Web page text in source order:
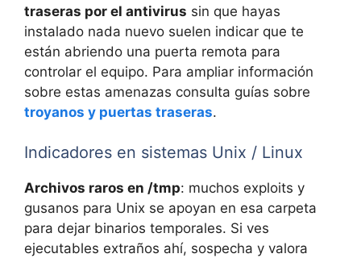
traseras por el antivirus sin que hayas
instalado nada nuevo suelen indicar que te
están abriendo una puerta remota para
controlar el equipo. Para ampliar información
sobre estas amenazas consulta guías sobre
troyanos y puertas traseras.
Indicadores en sistemas Unix / Linux
Archivos raros en /tmp: muchos exploits y
gusanos para Unix se apoyan en esa carpeta
para dejar binarios temporales. Si ves
ejecutables extraños ahí, sospecha y valora